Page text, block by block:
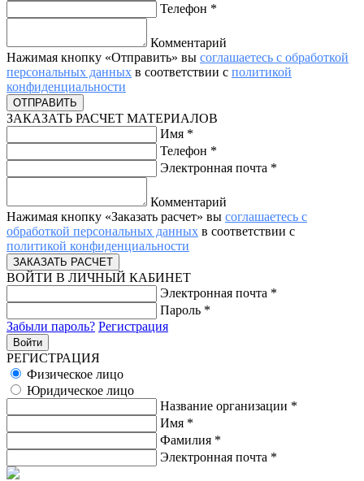
Телефон *
Комментарий
Нажимая кнопку «Отправить» вы соглашаетесь с обработкой
персональных данных в соответствии с политикой
конфиденциальности
ЗАКАЗАТЬ РАСЧЕТ МАТЕРИАЛОВ
Имя *
Телефон *
Электронная почта *
Комментарий
Нажимая кнопку «Заказать расчет» вы соглашаетесь с
обработкой персональных данных в соответствии с
политикой конфиденциальности
ВОЙТИ В ЛИЧНЫЙ КАБИНЕТ
Электронная почта *
Пароль *
Забыли пароль? Регистрация
РЕГИСТРАЦИЯ
Физическое лицо
Юридическое лицо
Название организации *
Имя *
Фамилия *
Электронная почта *